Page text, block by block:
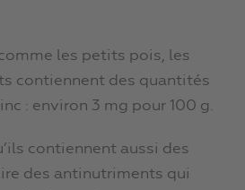
les petits pois, les
contiennent des quantités
: environ 3 mg pour 100 g.
contiennent aussi des
des antinutriments qui